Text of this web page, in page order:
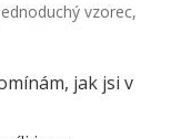
vzorec,
jak jsi v